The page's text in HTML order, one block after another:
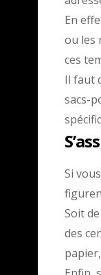
En
ou les
ces
Il faut
sacs-
Si
Soit
des